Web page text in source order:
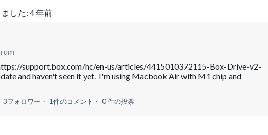
した: 4 年前
support.box.com/hc/en-us/articles/4415010372115-Box-Drive-v2-
and haven't seen it yet. I'm using Macbook Air with M1 chip and
3フォロワー 1件のコメント 0 件の投票